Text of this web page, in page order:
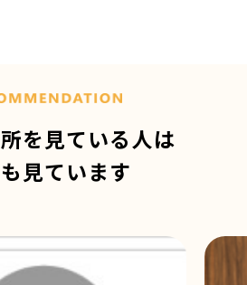
を見ている人は
見ています